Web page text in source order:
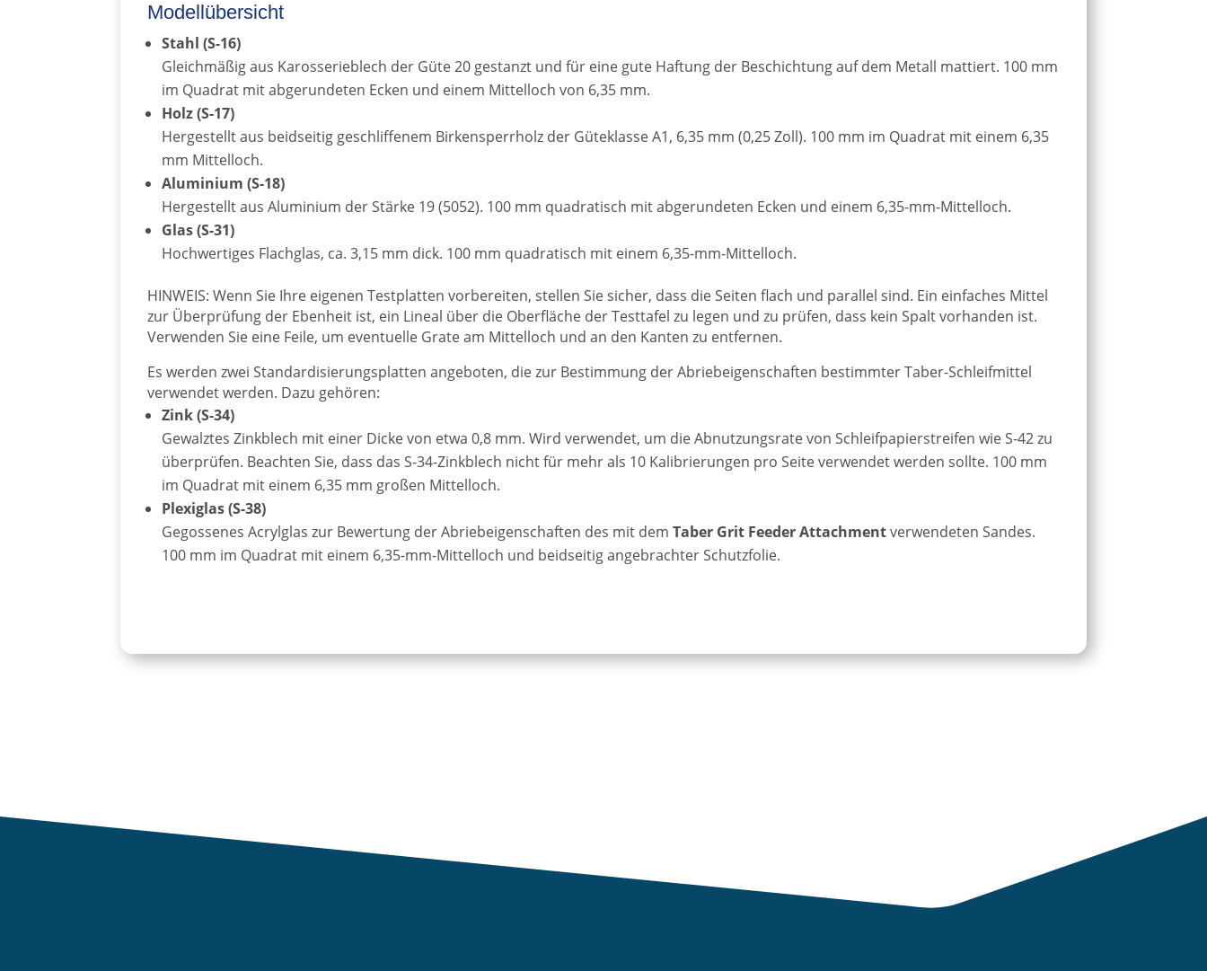
Modellübersicht
Stahl (S-16)
Gleichmäßig aus Karosserieblech der Güte 20 gestanzt und für eine gute Haftung der Beschichtung auf dem Metall mattiert. 100 mm
im Quadrat mit abgerundeten Ecken und einem Mittelloch von 6,35 mm.
Holz (S-17)
Hergestellt aus beidseitig geschliffenem Birkensperrholz der Güteklasse A1, 6,35 mm (0,25 Zoll). 100 mm im Quadrat mit einem 6,35
mm Mittelloch.
Aluminium (S-18)
Hergestellt aus Aluminium der Stärke 19 (5052). 100 mm quadratisch mit abgerundeten Ecken und einem 6,35-mm-Mittelloch.
Glas (S-31)
Hochwertiges Flachglas, ca. 3,15 mm dick. 100 mm quadratisch mit einem 6,35-mm-Mittelloch.
HINWEIS: Wenn Sie Ihre eigenen Testplatten vorbereiten, stellen Sie sicher, dass die Seiten flach und parallel sind. Ein einfaches Mittel
zur Überprüfung der Ebenheit ist, ein Lineal über die Oberfläche der Testtafel zu legen und zu prüfen, dass kein Spalt vorhanden ist.
Verwenden Sie eine Feile, um eventuelle Grate am Mittelloch und an den Kanten zu entfernen.
Es werden zwei Standardisierungsplatten angeboten, die zur Bestimmung der Abriebeigenschaften bestimmter Taber-Schleifmittel
verwendet werden. Dazu gehören:
Zink (S-34)
Gewalztes Zinkblech mit einer Dicke von etwa 0,8 mm. Wird verwendet, um die Abnutzungsrate von Schleifpapierstreifen wie S-42 zu
überprüfen. Beachten Sie, dass das S-34-Zinkblech nicht für mehr als 10 Kalibrierungen pro Seite verwendet werden sollte. 100 mm
im Quadrat mit einem 6,35 mm großen Mittelloch.
Plexiglas (S-38)
Gegossenes Acrylglas zur Bewertung der Abriebeigenschaften des mit demTaber Grit Feeder Attachmentverwendeten Sandes.
100 mm im Quadrat mit einem 6,35-mm-Mittelloch und beidseitig angebrachter Schutzfolie.